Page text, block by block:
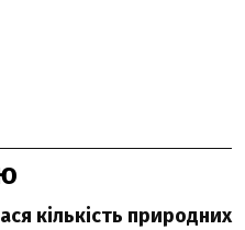
кількість природних